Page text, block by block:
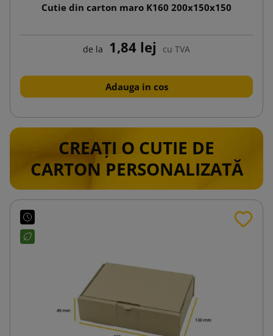
Cutie din carton maro K160 200x150x150
de la 1,84 lej cu TVA
Adauga in cos
CREAȚI O CUTIE DE
CARTON PERSONALIZATĂ